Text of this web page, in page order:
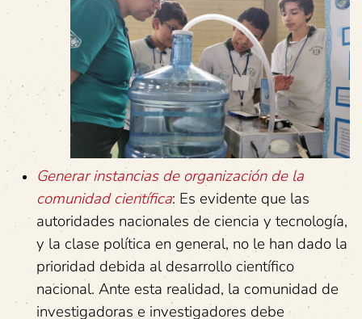
Generar instancias de organización de la
comunidad científica: Es evidente que las
autoridades nacionales de ciencia y tecnología,
y la clase política en general, no le han dado la
prioridad debida al desarrollo científico
nacional. Ante esta realidad, la comunidad de
investigadoras e investigadores debe